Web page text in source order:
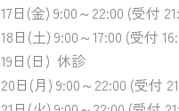
17日(金) 9:00～22:00 (受付
18日(土) 9:00～17:00 (受付
19日(日) 休診
20日(月) 9:00～22:00 (受付